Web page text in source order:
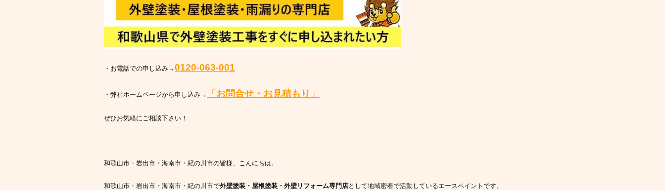
・お電話での申し込み→0120-063-001
・弊社ホームページから申し込み→ 「お問合せ・お見積もり」
ぜひお気軽にご相談下さい！
和歌山市・岩出市・海南市・紀の川市の皆様、こんにちは。
和歌山市・岩出市・海南市・紀の川市で外壁塗装・屋根塗装・外壁リフォーム専門店として地域密着で活動しているエースペイントです。